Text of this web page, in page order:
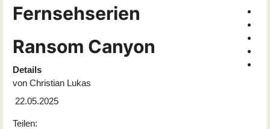
Fernsehserien
Ransom Canyon
Details
von Christian Lukas
22.05.2025
Teilen: